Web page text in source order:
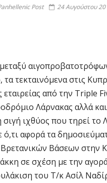
Post 24 Αυγούστου
τεκταινόμενα στις
εταιρείας από την Triple
Λάρνακας αλλά
σιγή ιχθύος που τηρεί
αφορά τα
Βάσεων στην
σε σχέση με την
του Τ/κ Ασίλ